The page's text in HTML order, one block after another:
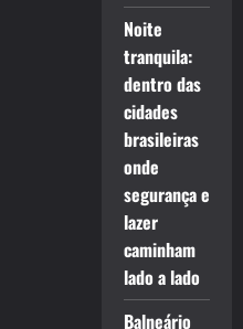
Noite
tranquila:
dentro das
cidades
brasileiras
onde
segurança e
lazer
caminham
lado a lado
Balneário